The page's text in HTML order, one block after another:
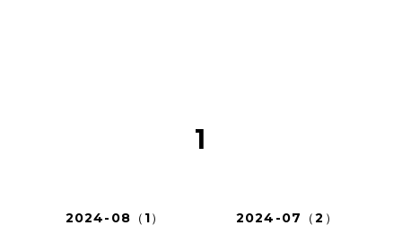
1
2024-08（1）
2024-07（2）